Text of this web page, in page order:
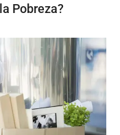
Pobreza?